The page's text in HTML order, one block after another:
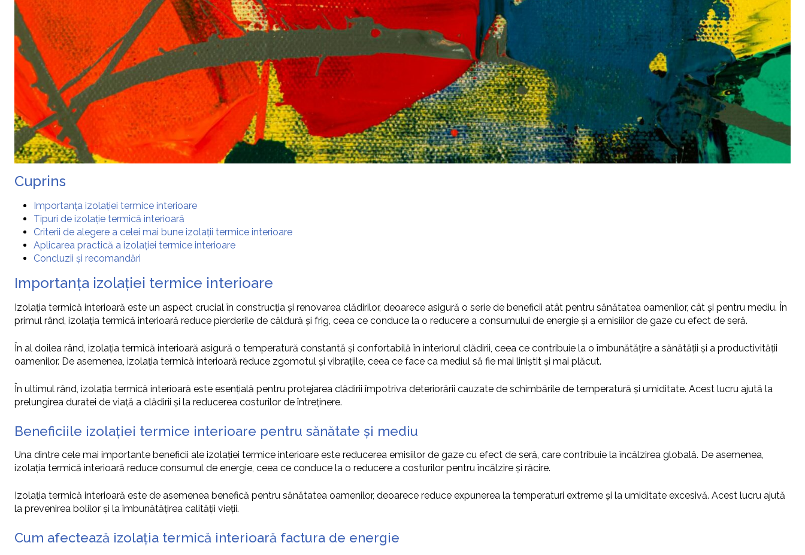
Cuprins
Importanța izolației termice interioare
Tipuri de izolație termică interioară
Criterii de alegere a celei mai bune izolații termice interioare
Aplicarea practică a izolației termice interioare
Concluzii și recomandări
Importanța izolației termice interioare
Izolația termică interioară este un aspect crucial în construcția și renovarea clădirilor, deoarece asigură o serie de beneficii atât pentru sănătatea oamenilor, cât și pentru mediu. În
primul rând, izolația termică interioară reduce pierderile de căldură și frig, ceea ce conduce la o reducere a consumului de energie și a emisiilor de gaze cu efect de seră.
În al doilea rând, izolația termică interioară asigură o temperatură constantă și confortabilă în interiorul clădirii, ceea ce contribuie la o îmbunătățire a sănătății și a productivității
oamenilor. De asemenea, izolația termică interioară reduce zgomotul și vibrațiile, ceea ce face ca mediul să fie mai liniștit și mai plăcut.
În ultimul rând, izolația termică interioară este esențială pentru protejarea clădirii împotriva deteriorării cauzate de schimbările de temperatură și umiditate. Acest lucru ajută la
prelungirea duratei de viață a clădirii și la reducerea costurilor de întreținere.
Beneficiile izolației termice interioare pentru sănătate și mediu
Una dintre cele mai importante beneficii ale izolației termice interioare este reducerea emisiilor de gaze cu efect de seră, care contribuie la încălzirea globală. De asemenea,
izolația termică interioară reduce consumul de energie, ceea ce conduce la o reducere a costurilor pentru încălzire și răcire.
Izolația termică interioară este de asemenea benefică pentru sănătatea oamenilor, deoarece reduce expunerea la temperaturi extreme și la umiditate excesivă. Acest lucru ajută
la prevenirea bolilor și la îmbunătățirea calității vieții.
Cum afectează izolația termică interioară factura de energie